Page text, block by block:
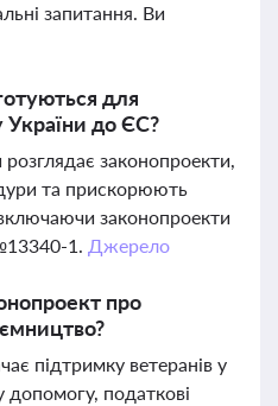
запитання. Ви
для
України до ЄС?
законопроекти,
та прискорюють
законопроекти
1. Джерело
про
підтримку ветеранів у
допомогу, податкові